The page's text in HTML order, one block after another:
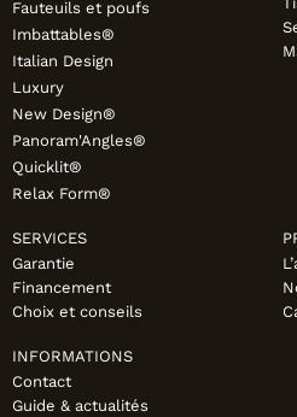
Fauteuils et poufs
Imbattables®
Italian Design
Luxury
New Design®
Panoram'Angles®
Quicklit®
Relax Form®
SERVICES
Garantie
Financement
Choix et conseils
INFORMATIONS
Contact
Guide & actualités